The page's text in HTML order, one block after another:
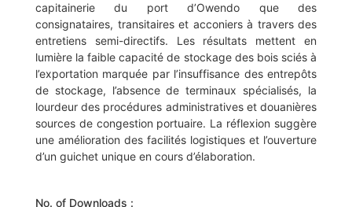
capitainerie du port d’Owendo que des
consignataires, transitaires et acconiers à travers des
entretiens semi-directifs. Les résultats mettent en
lumière la faible capacité de stockage des bois sciés à
l’exportation marquée par l’insuffisance des entrepôts
de stockage, l’absence de terminaux spécialisés, la
lourdeur des procédures administratives et douanières
sources de congestion portuaire. La réflexion suggère
une amélioration des facilités logistiques et l’ouverture
d’un guichet unique en cours d’élaboration.
No. of Downloads :